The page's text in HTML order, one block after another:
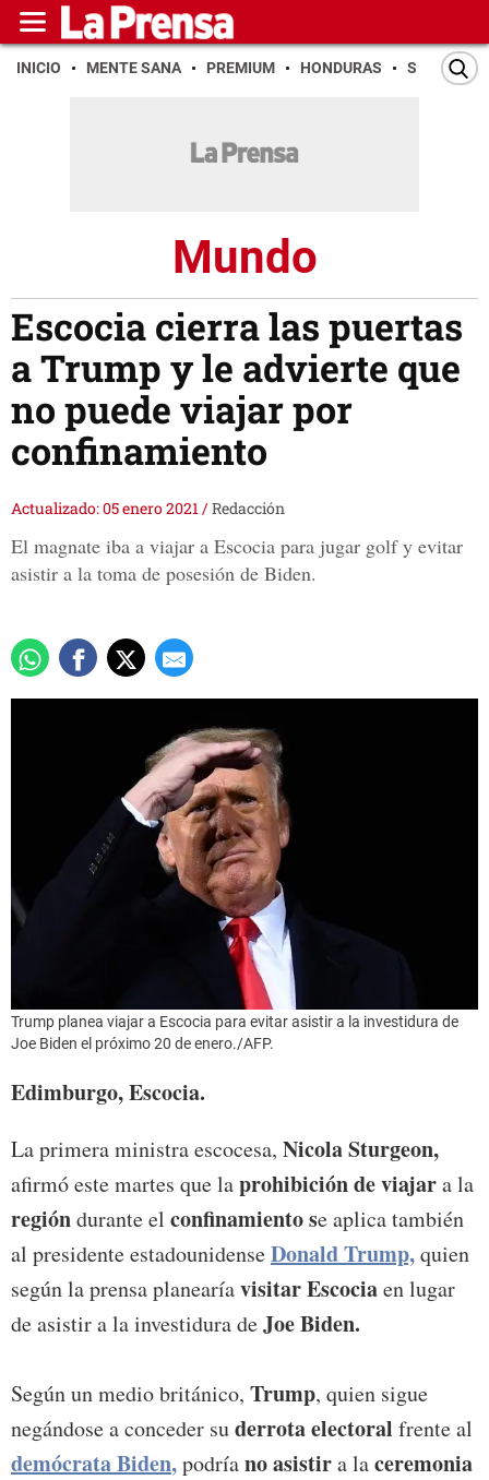
INICIO MENTE SANA PREMIUM HONDURAS SAN PEDRO
Mundo
Escocia cierra las puertas
a Trump y le advierte que
no puede viajar por
confinamiento
Actualizado: 05 enero 2021/Redacción
El magnate iba a viajar a Escocia para jugar golf y evitar
asistir a la toma de posesión de Biden.
Trump planea viajar a Escocia para evitar asistir a la investidura de
Joe Biden el próximo 20 de enero./AFP.
Edimburgo, Escocia.
La primera ministra escocesa, Nicola Sturgeon,
afirmó este martes que laprohibición de viajara la
regióndurante el confinamiento se aplica también
al presidente estadounidenseDonald Trump,quien
según la prensa planearíavisitar Escociaen lugar
de asistir a la investidura deJoe Biden.
Según un medio británico, Trump, quien sigue
negándose a conceder suderrota electoral frente al
demócrataBiden,podríano asistira laceremonia